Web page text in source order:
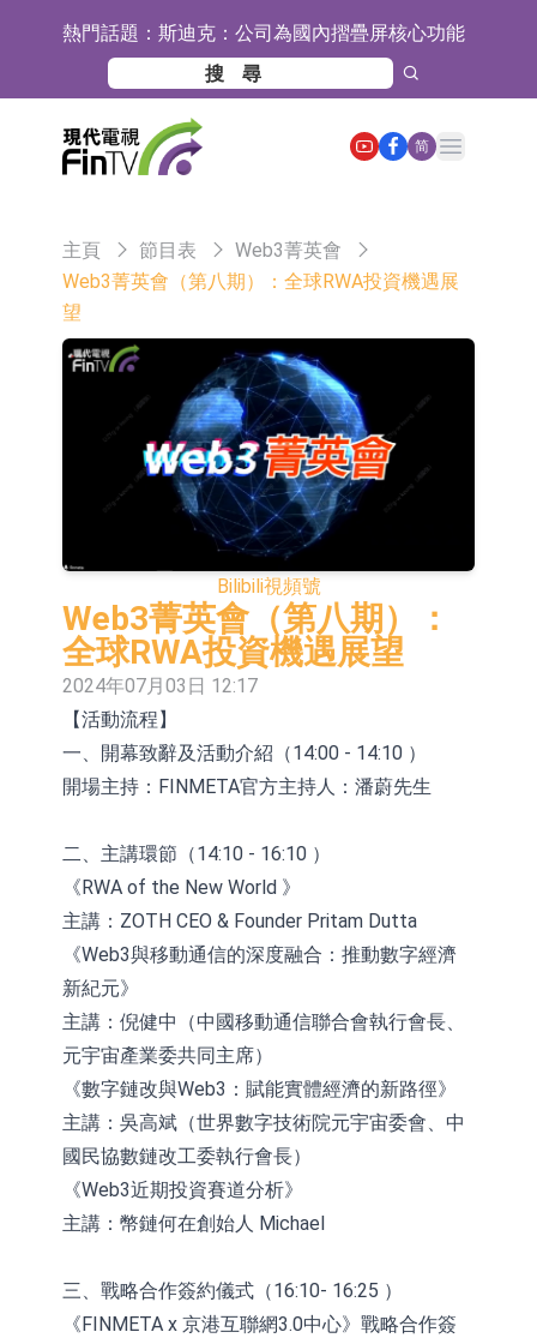
熱門話題： 斯迪克：公司為國內摺疊屏核心功能
材料供應商
恒瑞醫藥：公司已在中國獲批上市26
款1類創新藥、6款2類新藥
聚辰股份：公司VPD芯片已順利通過
目標客戶的測試認證
上期所：7月份對11個實際控制關系
江總部物業服務項目
亞太股份：公司是零跑汽車和
海"系列智算模組 系列產品基於國產
CPU與GPU構建
【異動股】醫療研發外包板塊拉升，
博騰股份(300363.CN)漲20.02%
日韓股市收盤雙雙下跌
依米康：海外交付以東南亞、中東市
場為主 並已取得歐美相關認證
上交所：財通多策略福鑫定期開放靈
活配置混合型發起式證券投資基金臨
時停牌
上交所：景順長城全球半導體芯片產
業股票型證券投資基金臨時停牌
【異動股】港股跌幅榜前十，卡森國
際(00496.HK)跌22.40%，九福來
(08611.HK)跌21.01%
【異動股】港股漲幅榜前十，拿森科
技(02261.HK)漲+75.05%，辰興發展
(02286.HK)漲+64.91%
神火股份：新疆神火鋁水轉化率已
100%
【異動股】焦炭Ⅲ板塊下挫，陝西黑
貓(601015.CN)跌8.38%
浙江證監局對財通證券股份有限公司
採取出具警示函措施
山金國際：港股上市工作正常推進中
【異動股】港股跌幅榜前十，九福來
(08611.HK)跌21.43%，天瑞汽車内飾
【異動股】港股漲幅榜前十，佳明集
科技(02261.HK)漲+64.11%
简
Open main menu
主頁 節目表
Web3菁英會
Web3菁英會（第八期）：全球RWA投資機遇展
望
Bilibili視頻號
Web3菁英會（第八期）：
全球RWA投資機遇展望
2024年07月03日 12:17
【活動流程】
一、開幕致辭及活動介紹（14:00 - 14:10 ）
開場主持：FINMETA官方主持人：潘蔚先生
二、主講環節（14:10 - 16:10 ）
《RWA of the New World 》
主講：ZOTH CEO & Founder Pritam Dutta
《Web3與移動通信的深度融合：推動數字經濟
新紀元》
主講：倪健中（中國移動通信聯合會執行會長、
元宇宙產業委共同主席）
《數字鏈改與Web3：賦能實體經濟的新路徑》
主講：吳高斌（世界數字技術院元宇宙委會、中
國民協數鏈改工委執行會長）
《Web3近期投資賽道分析》
主講：幣鏈何在創始人 Michael
三、戰略合作簽約儀式（16:10- 16:25 ）
《FINMETA x 京港互聯網3.0中心》戰略合作簽